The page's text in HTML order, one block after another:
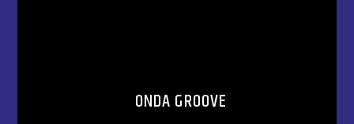
ONDA GROOVE